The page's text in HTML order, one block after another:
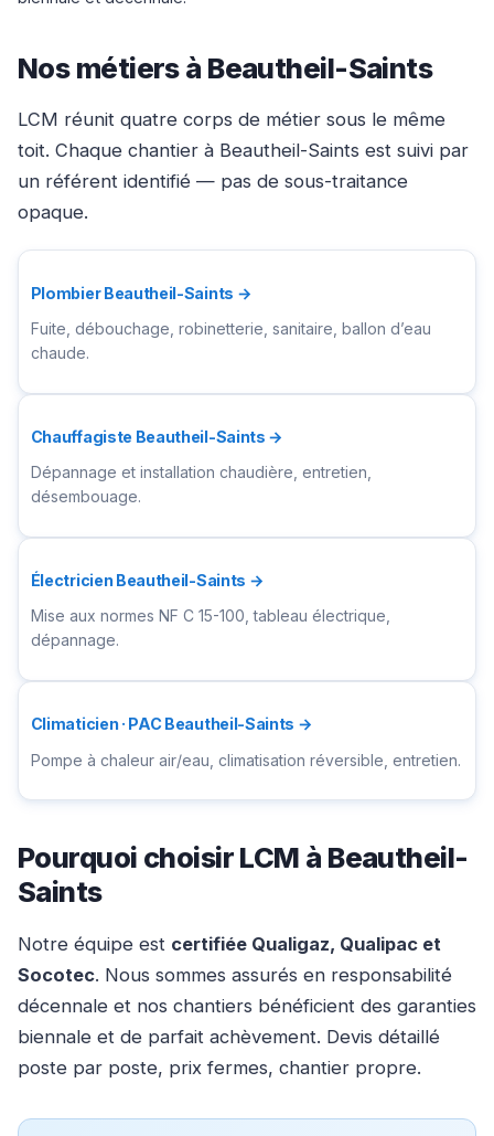
Nos métiers à Beautheil-Saints
LCM réunit quatre corps de métier sous le même
toit. Chaque chantier à Beautheil-Saints est suivi par
un référent identifié — pas de sous-traitance
opaque.
Plombier Beautheil-Saints →
Fuite, débouchage, robinetterie, sanitaire, ballon d’eau
chaude.
Chauffagiste Beautheil-Saints →
Dépannage et installation chaudière, entretien,
désembouage.
Électricien Beautheil-Saints →
Mise aux normes NF C 15-100, tableau électrique,
dépannage.
Climaticien · PAC Beautheil-Saints →
Pompe à chaleur air/eau, climatisation réversible, entretien.
Pourquoi choisir LCM à Beautheil-
Saints
Notre équipe est certifiée Qualigaz, Qualipac et
Socotec. Nous sommes assurés en responsabilité
décennale et nos chantiers bénéficient des garanties
biennale et de parfait achèvement. Devis détaillé
poste par poste, prix fermes, chantier propre.